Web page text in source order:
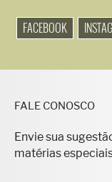
FACEBOOK
FALE CONOSCO
Envie sua
matérias